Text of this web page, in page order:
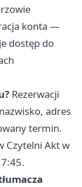
konta —
dostęp do
Rezerwacji
adres
termin.
Czytelni Akt w